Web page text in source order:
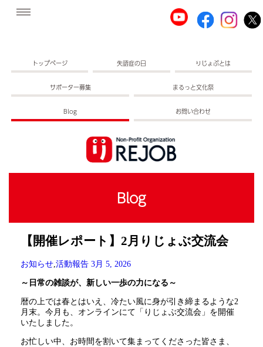
トップページ 失語症の日 りじょぶとは
サポーター募集 まるっと文化祭
Blog お問い合わせ
Blog
【開催レポート】2月りじょぶ交流会
お知らせ,活動報告 3月 5, 2026
～日常の雑談が、新しい一歩の力になる～
暦の上では春とはいえ、冷たい風に身が引き締まるような2
月末。今月も、オンラインにて「りじょぶ交流会」を開催
いたしました。
お忙しい中、お時間を割いて集まってくださった皆さま、